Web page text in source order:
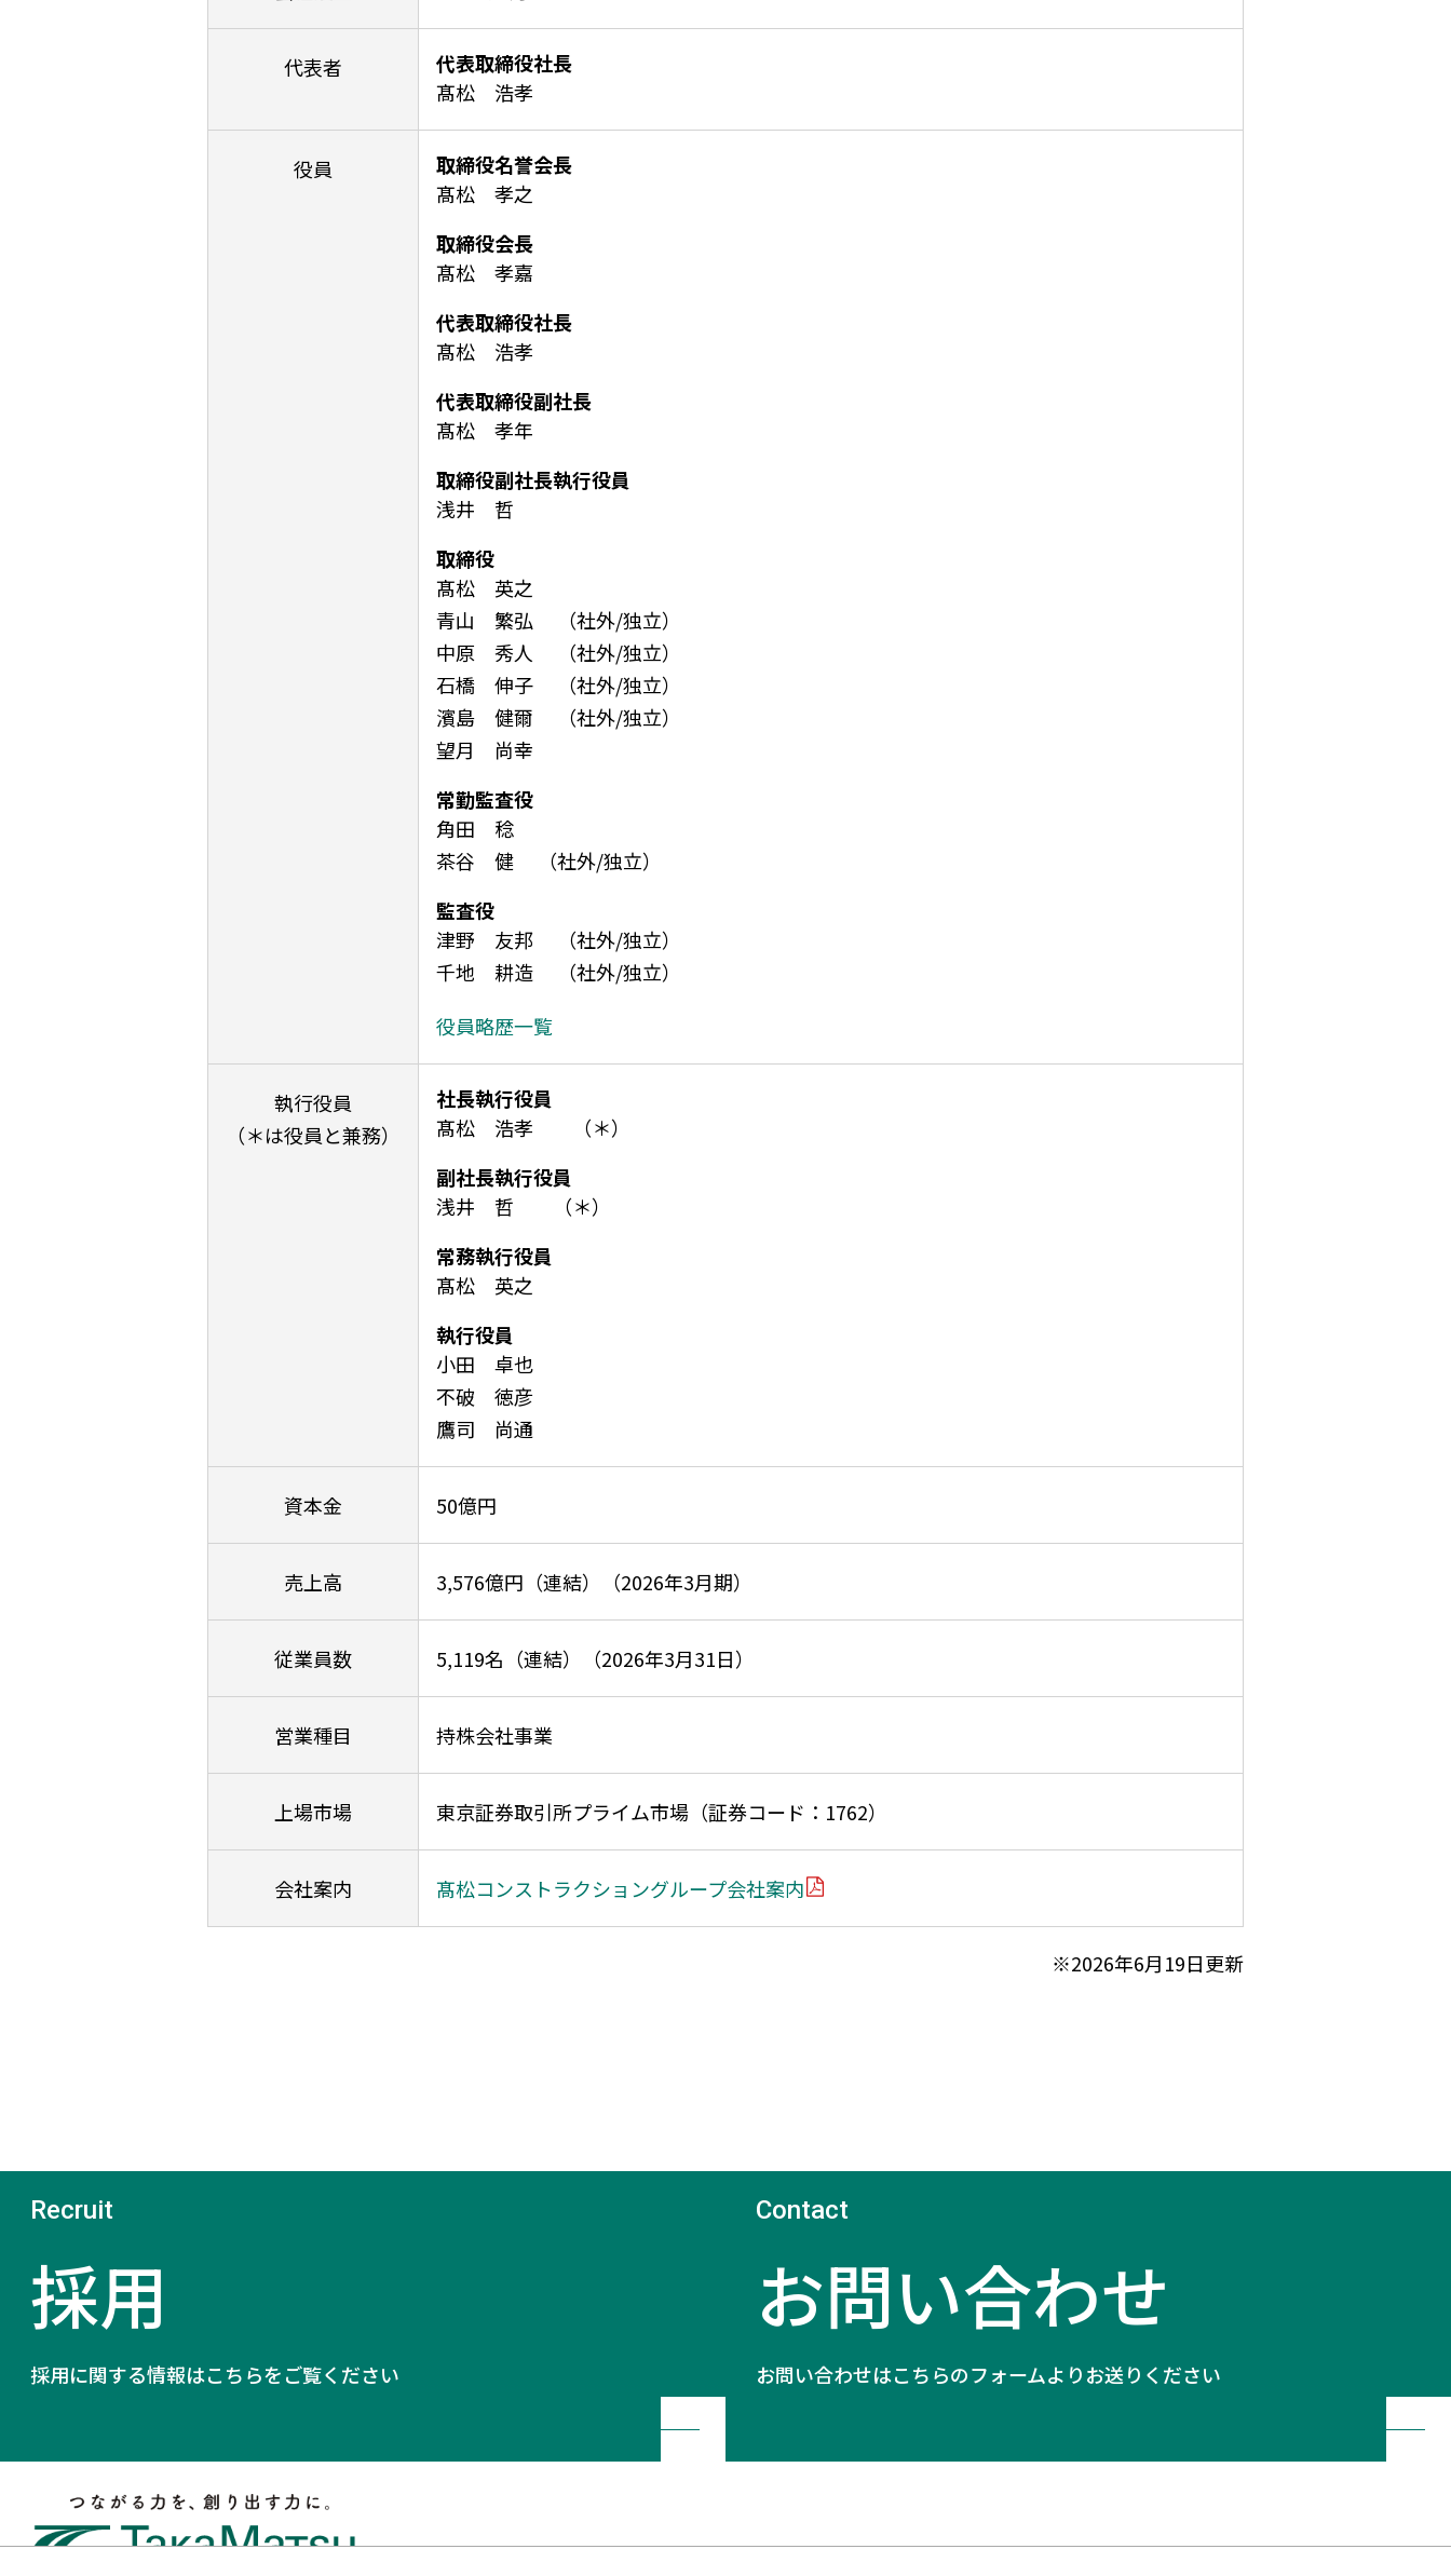
代表者
代表取締役社長
髙松 浩孝
役員
取締役名誉会長
髙松 孝之
取締役会長
髙松 孝嘉
代表取締役社長
髙松 浩孝
代表取締役副社長
髙松 孝年
取締役副社長執行役員
浅井 哲
取締役
髙松 英之
青山 繁弘
（社外/独立）
中原 秀人
（社外/独立）
石橋 伸子
（社外/独立）
濱島 健爾
（社外/独立）
望月 尚幸
常勤監査役
角田 稔
茶谷 健
（社外/独立）
監査役
津野 友邦
（社外/独立）
千地 耕造
（社外/独立）
役員略歴一覧
執行役員
（＊は役員と兼務）
社長執行役員
髙松 浩孝
（＊）
副社長執行役員
浅井 哲
（＊）
常務執行役員
髙松 英之
執行役員
小田 卓也
不破 徳彦
鷹司 尚通
資本金 50億円
売上高 3,576億円（連結）（2026年3月期）
従業員数 5,119名（連結）（2026年3月31日）
営業種目 持株会社事業
上場市場 東京証券取引所プライム市場（証券コード：1762）
会社案内 髙松コンストラクショングループ会社案内
※2026年6月19日更新
採用
採用に関する情報はこちらをご覧ください
お問い合わせ
お問い合わせはこちらのフォームよりお送りください